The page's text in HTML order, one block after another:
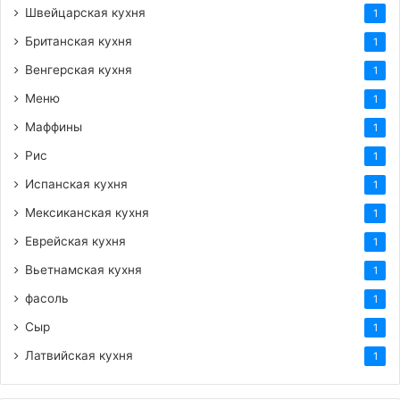
Швейцарская кухня 1
Британская кухня 1
Венгерская кухня 1
Меню 1
Маффины 1
Рис 1
Испанская кухня 1
Мексиканская кухня 1
Еврейская кухня 1
Вьетнамская кухня 1
фасоль 1
Сыр 1
Латвийская кухня 1